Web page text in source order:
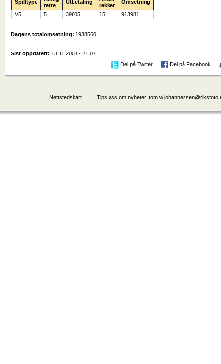
Spilltype
rette
Utbetaling
rekker
Omsetning
V5 5 39605 15 913981
Dagens totalomsetning:1938560
Sist oppdatert:13.11.2008 - 21:07
Del på Twitter
Del på Facebook
Nettstedskart Tips oss om nyheter: